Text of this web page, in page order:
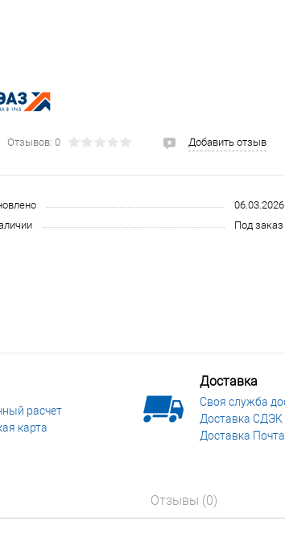
Отзывов: 0 Добавить отзыв
Под заказ
расчет
карта
Доставка
Своя служба
Доставка СДЭК
Доставка
Отзывы (0)